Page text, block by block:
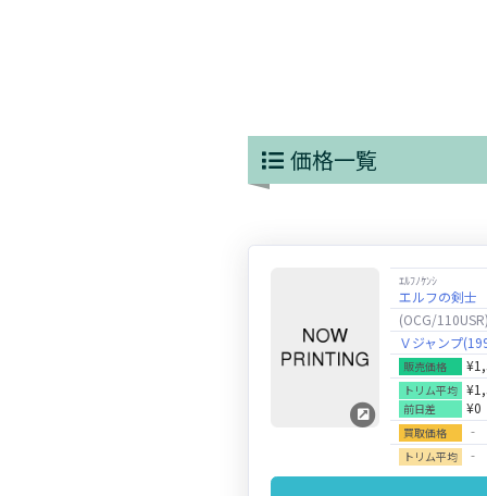
価格一覧
ｴﾙﾌﾉｹﾝｼ
エルフの剣士
(OCG/
Ｖジャンプ
販売価格
トリム平均
前日差 ¥0
買取価格 ‐
トリム平均 ‐